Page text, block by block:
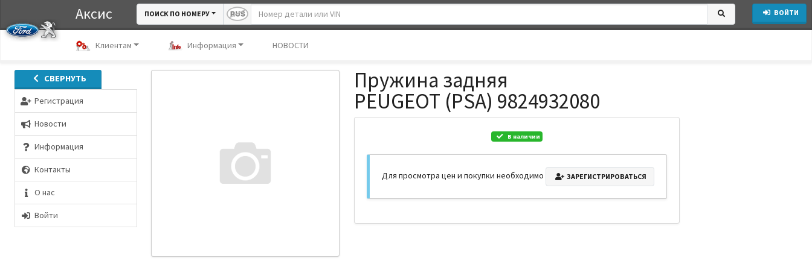
Аксис ПОИСК ПО НОМЕРУ ВОЙТИ
Клиентам Информация НОВОСТИ
СВЕРНУТЬ
Регистрация
Новости
Информация
Контакты
О нас
Войти
Пружина задняя
PEUGEOT (PSA) 9824932080
В наличии
Для просмотра цен и покупки необходимо ЗАРЕГИСТРИРОВАТЬСЯ